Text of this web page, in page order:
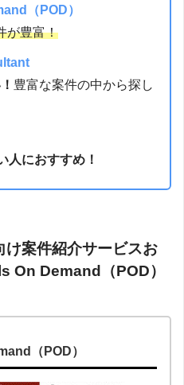
（POD）
が豊富！
豊富な案件の中から探し
人におすすめ！
け案件紹介サービスお
On Demand（POD）
（POD）